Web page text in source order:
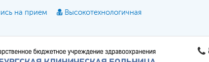
на прием
Высокотехнологичная
Размер шрифта: A A A